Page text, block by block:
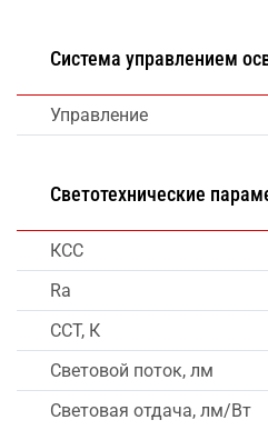
Система управлением
Управление
Светотехнические
КСС
Ra
CCT, К
Световой поток, лм
Световая отдача, лм/Вт